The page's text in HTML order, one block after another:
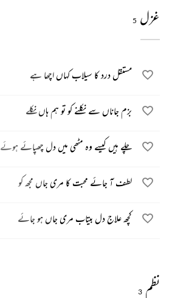
غزل 5
مستقل درد کا سیلاب کہاں اچھا ہے
بزم جاناں سے نکلنے کو تو ہم ہاں نکلے
چلے ہیں کیسے وہ مٹھی میں دل چھپائے ہوئے
لطف آ جائے محبت کا مری جاں مجھ کو
کچھ علاج دل بیتاب مری جاں ہو جائے
نظم 3